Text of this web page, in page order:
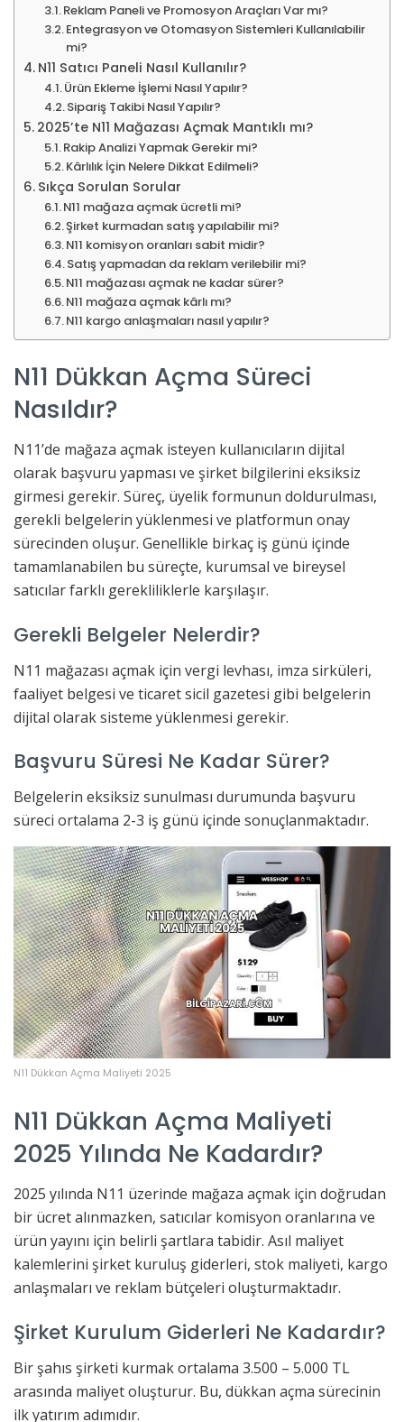
Reklam Paneli ve Promosyon Araçları Var mı?
Entegrasyon ve Otomasyon Sistemleri Kullanılabilir
mi?
N11 Satıcı Paneli Nasıl Kullanılır?
Ürün Ekleme İşlemi Nasıl Yapılır?
Sipariş Takibi Nasıl Yapılır?
2025’te N11 Mağazası Açmak Mantıklı mı?
Rakip Analizi Yapmak Gerekir mi?
Kârlılık İçin Nelere Dikkat Edilmeli?
Sıkça Sorulan Sorular
N11 mağaza açmak ücretli mi?
Şirket kurmadan satış yapılabilir mi?
N11 komisyon oranları sabit midir?
Satış yapmadan da reklam verilebilir mi?
N11 mağazası açmak ne kadar sürer?
N11 mağaza açmak kârlı mı?
N11 kargo anlaşmaları nasıl yapılır?
N11 Dükkan Açma Süreci
Nasıldır?
N11’de mağaza açmak isteyen kullanıcıların dijital
olarak başvuru yapması ve şirket bilgilerini eksiksiz
girmesi gerekir. Süreç, üyelik formunun doldurulması,
gerekli belgelerin yüklenmesi ve platformun onay
sürecinden oluşur. Genellikle birkaç iş günü içinde
tamamlanabilen bu süreçte, kurumsal ve bireysel
satıcılar farklı gerekliliklerle karşılaşır.
Gerekli Belgeler Nelerdir?
N11 mağazası açmak için vergi levhası, imza sirküleri,
faaliyet belgesi ve ticaret sicil gazetesi gibi belgelerin
dijital olarak sisteme yüklenmesi gerekir.
Başvuru Süresi Ne Kadar Sürer?
Belgelerin eksiksiz sunulması durumunda başvuru
süreci ortalama 2-3 iş günü içinde sonuçlanmaktadır.
N11 Dükkan Açma Maliyeti 2025
N11 Dükkan Açma Maliyeti
2025 Yılında Ne Kadardır?
2025 yılında N11 üzerinde mağaza açmak için doğrudan
bir ücret alınmazken, satıcılar komisyon oranlarına ve
ürün yayını için belirli şartlara tabidir. Asıl maliyet
kalemlerini şirket kuruluş giderleri, stok maliyeti, kargo
anlaşmaları ve reklam bütçeleri oluşturmaktadır.
Şirket Kurulum Giderleri Ne Kadardır?
Bir şahıs şirketi kurmak ortalama 3.500 – 5.000 TL
arasında maliyet oluşturur. Bu, dükkan açma sürecinin
ilk yatırım adımıdır.